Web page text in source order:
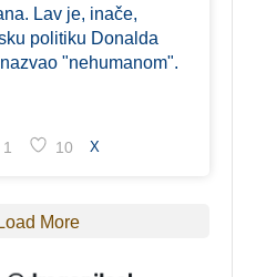
Lav je, inače,
politiku Donalda
"nehumanom".
1 10 X
Load More